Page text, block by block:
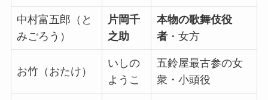
中村富五郎（と
みごろう）
片岡千
之助
本物の歌舞伎役
者・女方
お竹（おたけ）
いしの
ようこ
五鈴屋最古参の女
衆・小頭役